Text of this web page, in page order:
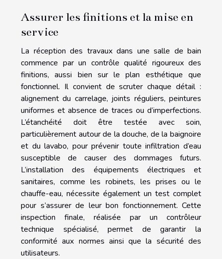
Assurer les finitions et la mise en
service
La réception des travaux dans une salle de bain
commence par un contrôle qualité rigoureux des
finitions, aussi bien sur le plan esthétique que
fonctionnel. Il convient de scruter chaque détail :
alignement du carrelage, joints réguliers, peintures
uniformes et absence de traces ou d’imperfections.
L’étanchéité doit être testée avec soin,
particulièrement autour de la douche, de la baignoire
et du lavabo, pour prévenir toute infiltration d’eau
susceptible de causer des dommages futurs.
L’installation des équipements électriques et
sanitaires, comme les robinets, les prises ou le
chauffe-eau, nécessite également un test complet
pour s’assurer de leur bon fonctionnement. Cette
inspection finale, réalisée par un contrôleur
technique spécialisé, permet de garantir la
conformité aux normes ainsi que la sécurité des
utilisateurs.